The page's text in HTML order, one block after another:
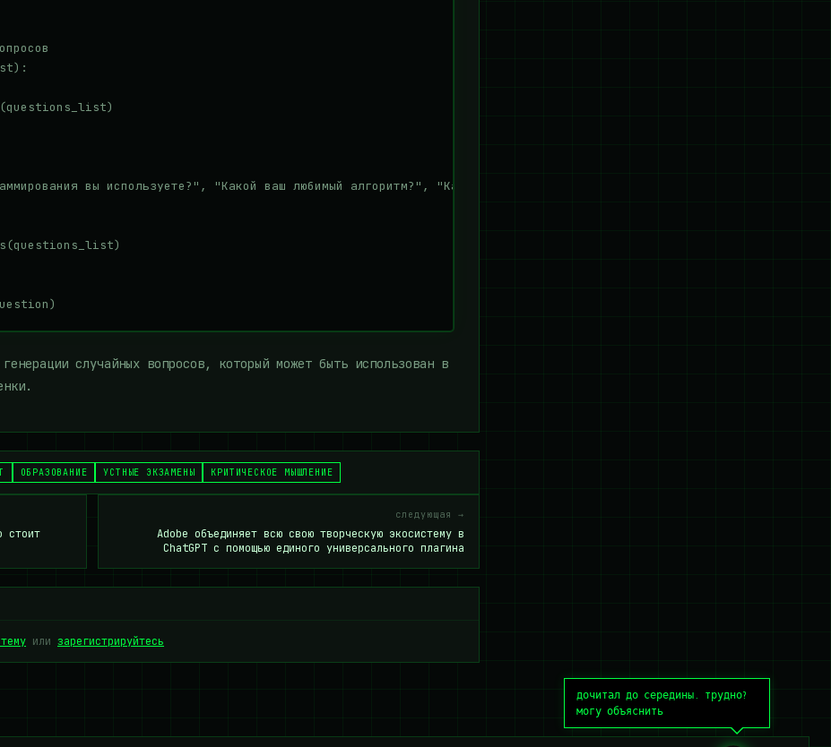
вы используете?", "Какой ваш любимый алгоритм?", "Какой ваш опыт работы с искусственным интеллектом?"]
случайных вопросов, который может быть использован в
ОБРАЗОВАНИЕ УСТНЫЕ ЭКЗАМЕНЫ КРИТИЧЕСКОЕ МЫШЛЕНИЕ
стоит
следующая →
Adobe объединяет всю свою творческую экосистему в
ChatGPT с помощью единого универсального плагина
или зарегистрируйтесь
дочитал до середины. трудно?
могу объяснить